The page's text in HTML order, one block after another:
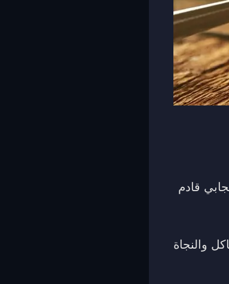
قادم
والنجاة